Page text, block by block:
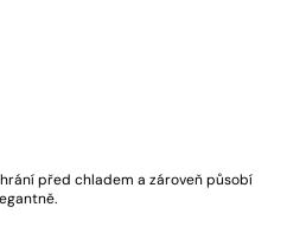
před chladem a zároveň působí